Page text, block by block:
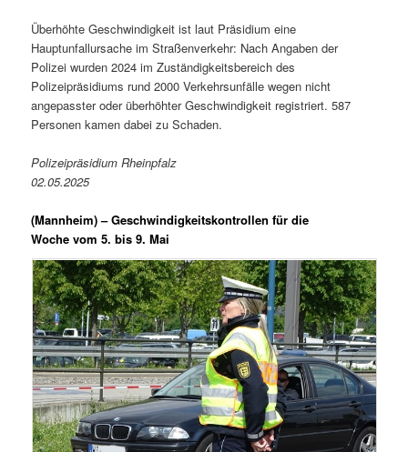
Überhöhte Geschwindigkeit ist laut Präsidium eine
Hauptunfallursache im Straßenverkehr: Nach Angaben der
Polizei wurden 2024 im Zuständigkeitsbereich des
Polizeipräsidiums rund 2000 Verkehrsunfälle wegen nicht
angepasster oder überhöhter Geschwindigkeit registriert. 587
Personen kamen dabei zu Schaden.
Polizeipräsidium Rheinpfalz
02.05.2025
(Mannheim) –Geschwindigkeitskontrollen für die
Woche vom 5. bis 9. Mai